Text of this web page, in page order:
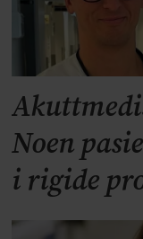
Noen
i rigide